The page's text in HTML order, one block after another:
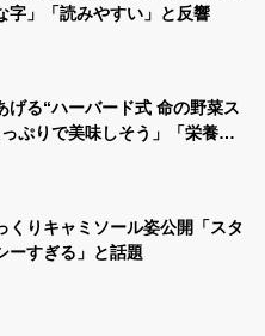
字」「読みやすい」と反響
げる“ハーバード式 命の野菜ス
ぷりで美味しそう」「栄養満
くりキャミソール姿公開「スタ
ーすぎる」と話題